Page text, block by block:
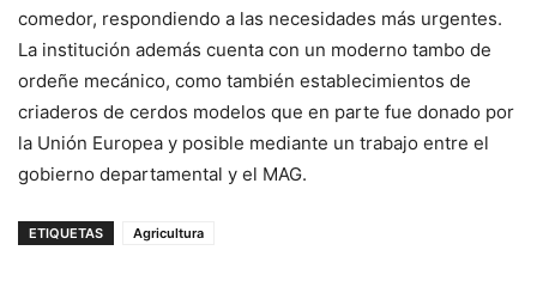
comedor, respondiendo a las necesidades más urgentes.
La institución además cuenta con un moderno tambo de
ordeñe mecánico, como también establecimientos de
criaderos de cerdos modelos que en parte fue donado por
la Unión Europea y posible mediante un trabajo entre el
gobierno departamental y el MAG.
ETIQUETAS Agricultura